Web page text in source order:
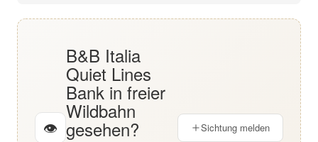
Deutsch
👁
B&B Italia
Quiet Lines
Bank in freier
Wildbahn
gesehen? Sichtung melden